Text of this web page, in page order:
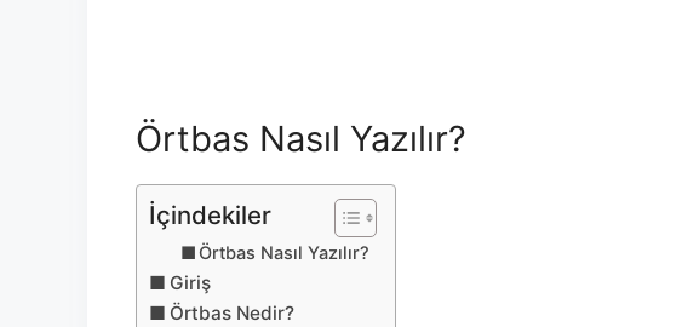
Örtbas Nasıl Yazılır?
İçindekiler
Örtbas Nasıl Yazılır?
Giriş
Örtbas Nedir?